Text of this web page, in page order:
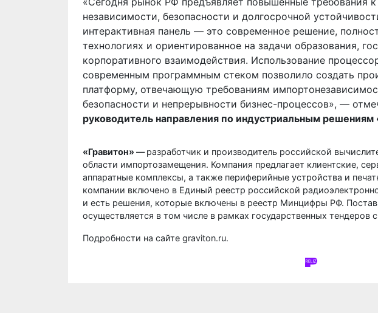
независимости, безопасности и долгосрочной
интерактивная панель — это современное решение,
технологиях и ориентированное на задачи образования,
корпоративного взаимодействия. Использование
современным программным стеком позволило создать
платформу, отвечающую требованиям
безопасности и непрерывности бизнес-процессов», —
руководитель направления по индустриальным решениям
«Гравитон» —разработчик и производитель российской
области импортозамещения. Компания предлагает клиентские,
аппаратные комплексы, а также периферийные устройства и
компании включено в Единый реестр российской
и есть решения, которые включены в реестр Минцифры РФ.
осуществляется в том числе в рамках государственных
Подробности на сайте graviton.ru.